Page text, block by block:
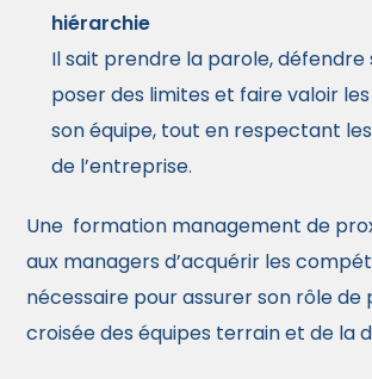
hiérarchie
Il sait prendre la parole, défendre
poser des limites et faire valoir
son équipe, tout en respectant
de l’entreprise.
Une formation management de
aux managers d’acquérir les
nécessaire pour assurer son rôle de
croisée des équipes terrain et de la